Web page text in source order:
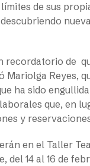
de sus
recordatorio de
Mariolga Reyes,
ha sido
que, en
y
en el Taller
del 14 al 16 de